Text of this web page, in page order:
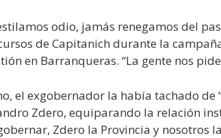
odio, jamás renegamos del
de Capitanich durante la
en Barranqueras. “La gente nos
el exgobernador la había tachado de
Zdero, equiparando la relación
Zdero la Provincia y nosotros